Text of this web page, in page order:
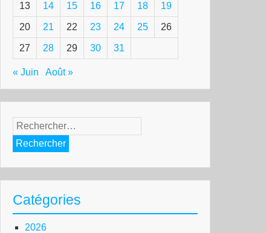
13 14 15 16 17 18 19
20 21 22 23 24 25 26
27 28 29 30 31
« Juin Août »
Rechercher :
Catégories
2026